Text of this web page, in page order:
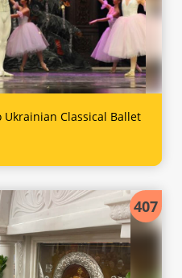
Classical Ballet
407